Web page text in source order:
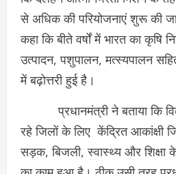
से अधिक की परियोजनाएं शुरू की
कहा कि बीते वर्षों में भारत का कृषि
उत्पादन, पशुपालन, मत्स्यपालन
में बढ़ोत्तरी हुई है।
प्रधानमंत्री ने बताया कि
रहे जिलों के लिए केंद्रित आकांक्षी
सड़क, बिजली, स्वास्थ्य और शिक्षा